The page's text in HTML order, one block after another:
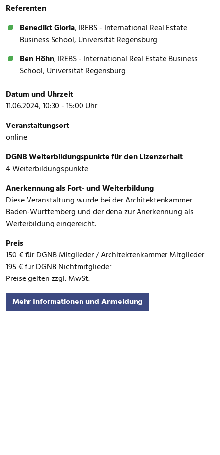
Referenten
Benedikt Gloria, IREBS - International Real Estate
Business School, Universität Regensburg
Ben Höhn, IREBS - International Real Estate Business
School, Universität Regensburg
Datum und Uhrzeit
11.06.2024, 10:30 - 15:00 Uhr
Veranstaltungsort
online
DGNB Weiterbildungspunkte für den Lizenzerhalt
4 Weiterbildungspunkte
Anerkennung als Fort- und Weiterbildung
Diese Veranstaltung wurde bei der Architektenkammer
Baden-Württemberg und der dena zur Anerkennung als
Weiterbildung eingereicht.
Preis
150 € für DGNB Mitglieder / Architektenkammer Mitglieder
195 € für DGNB Nichtmitglieder
Preise gelten zzgl. MwSt.
Mehr Informationen und Anmeldung